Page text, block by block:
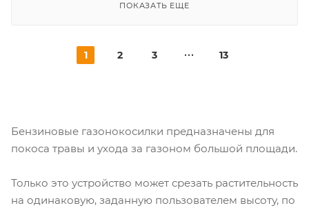
ПОКАЗАТЬ ЕЩЕ
1 2 3 13
Бензиновые газонокосилки предназначены для
покоса травы и ухода за газоном большой площади.
Только это устройство может срезать растительность
на одинаковую, заданную пользователем высоту, по